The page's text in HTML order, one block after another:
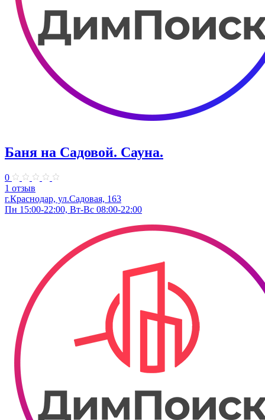
Баня на Садовой. Сауна.
0
1 отзыв
г.Краснодар, ул.Садовая, 163
Пн 15:00-22:00, Вт-Вс 08:00-22:00